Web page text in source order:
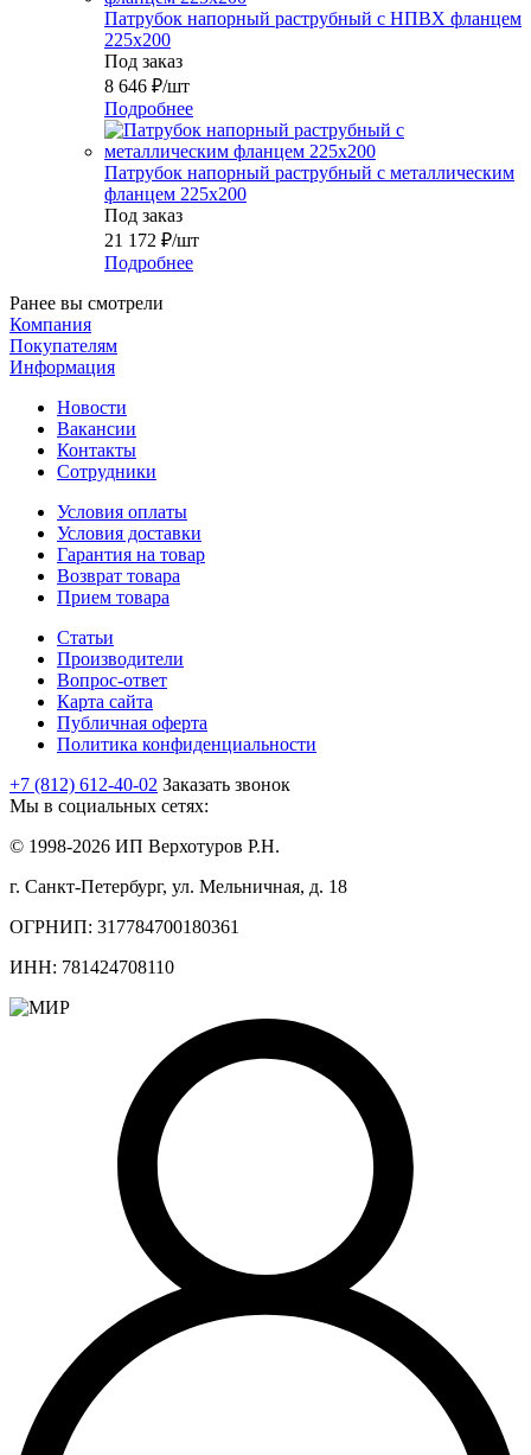
Патрубок напорный раструбный с НПВХ фланцем
225x200
Под заказ
8 646 ₽/шт
Подробнее
Патрубок напорный раструбный с металлическим
фланцем 225х200
Под заказ
21 172 ₽/шт
Подробнее
Ранее вы смотрели
Компания
Покупателям
Информация
Новости
Вакансии
Контакты
Сотрудники
Условия оплаты
Условия доставки
Гарантия на товар
Возврат товара
Прием товара
Статьи
Производители
Вопрос-ответ
Карта сайта
Публичная оферта
Политика конфиденциальности
+7 (812) 612-40-02 Заказать звонок
Мы в социальных сетях:
© 1998-2026 ИП Верхотуров Р.Н.
г. Санкт-Петербург, ул. Мельничная, д. 18
ОГРНИП: 317784700180361
ИНН: 781424708110